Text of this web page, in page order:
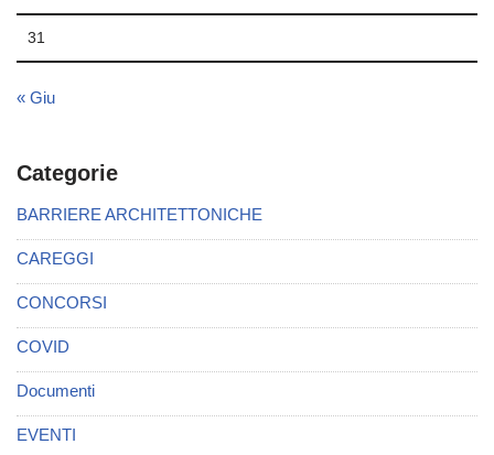
31
« Giu
Categorie
BARRIERE ARCHITETTONICHE
CAREGGI
CONCORSI
COVID
Documenti
EVENTI